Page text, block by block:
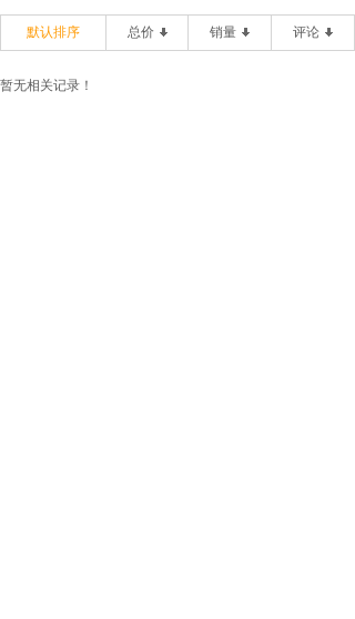
默认排序 总价 销量 评论
暂无相关记录！